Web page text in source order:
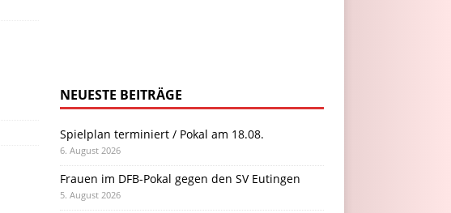
NEUESTE BEITRÄGE
Spielplan terminiert / Pokal am 18.08.
6. August 2026
Frauen im DFB-Pokal gegen den SV Eutingen
5. August 2026